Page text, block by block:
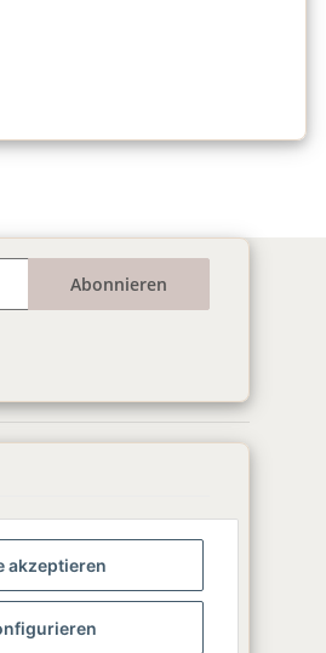
Abonnieren
akzeptieren